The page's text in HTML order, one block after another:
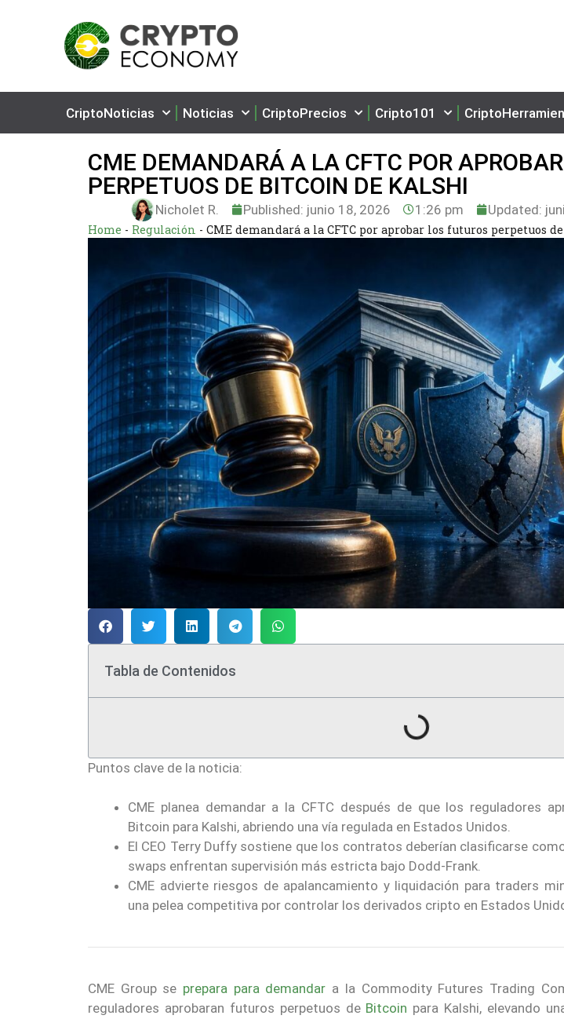
CriptoNoticias Noticias CriptoPrecios Cripto101
CME DEMANDARÁ A LA CFTC POR
PERPETUOS DE BITCOIN DE KALSHI
Nicholet R. Published: junio 18, 2026 1:26 pm Updated:
Home - Regulación - CME demandará a la CFTC por aprobar los futuros perpetuos
Tabla de Contenidos
Puntos clave de la noticia:
CME planea demandar a la CFTC después de que los reguladores
Bitcoin para Kalshi, abriendo una vía regulada en Estados Unidos.
El CEO Terry Duffy sostiene que los contratos deberían clasificarse
swaps enfrentan supervisión más estricta bajo Dodd-Frank.
CME advierte riesgos de apalancamiento y liquidación para traders
una pelea competitiva por controlar los derivados cripto en Estados
CME Group se prepara para demandar a la Commodity Futures Trading
reguladores aprobaran futuros perpetuos de Bitcoin para Kalshi, elevando